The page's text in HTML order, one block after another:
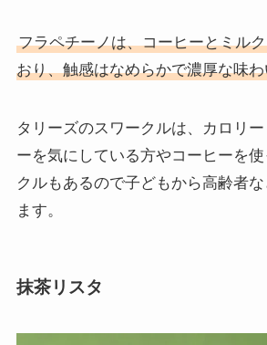
フラペチーノは、コーヒーとミル
おり、触感はなめらかで濃厚な味
タリーズのスワークルは、カロリ
ーを気にしている方やコーヒーを
クルもあるので子どもから高齢者
ます。
抹茶リスタ